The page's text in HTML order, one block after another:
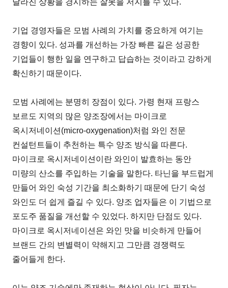
달라진 상황을 경시하는 잘못을 저지를 수 있다.
기업 경영자들은 모범 사례의 가치를 중요하게 여기는
경향이 있다. 성과를 개선하는 가장 빠른 길은 성공한
기업들이 행한 일을 연구하고 답습하는 것이라고 강하게
확신하기 때문이다.
모범 사례에는 분명히 장점이 있다. 가령 현재 프랑스
보르도 지역의 많은 양조장에서는 마이크로
옥시저네이션(micro-oxygenation)처럼 와인 전문
컨설턴트들이 추천하는 특수 양조 방식을 따른다.
마이크로 옥시저네이션이란 와인이 발효하는 동안
미량의 산소를 주입하는 기술을 말한다. 타닌을 부드럽게
만들어 와인 숙성 기간을 최소화하기 때문에 단기 숙성
와인도 더 쉽게 즐길 수 있다. 양조 업자들은 이 기법으로
포도주 품질을 개선할 수 있었다. 하지만 단점도 있다.
마이크로 옥시저네이션은 와인 맛을 비슷하게 만들어
브랜드 간의 변별력이 약해지고 그만큼 경쟁력도
줄어들게 한다.